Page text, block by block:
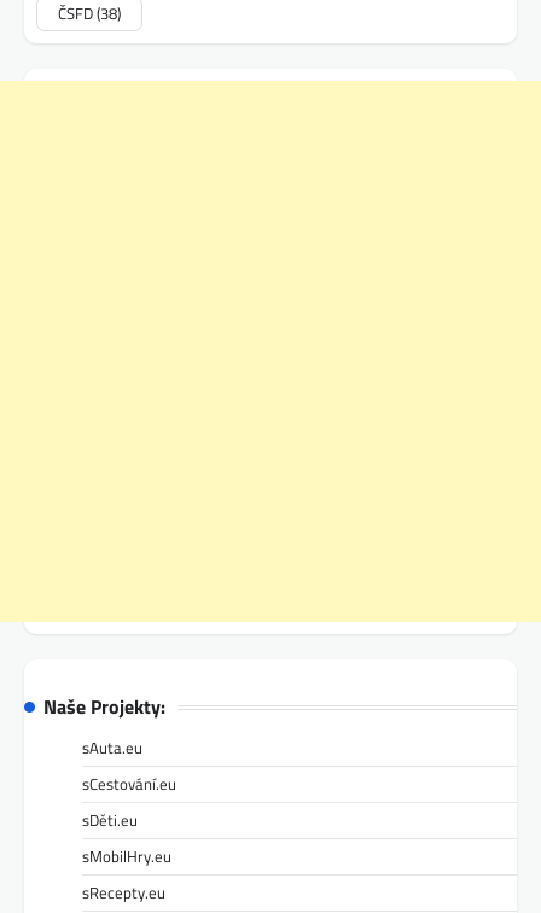
ČSFD(38)
Naše Projekty:
sAuta.eu
sCestování.eu
sDěti.eu
sMobilHry.eu
sRecepty.eu